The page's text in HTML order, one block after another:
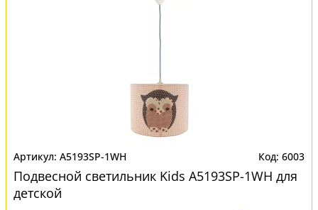
A5193SP-1WH 6003
Подвесной светильник Kids A5193SP-1WH для
детской